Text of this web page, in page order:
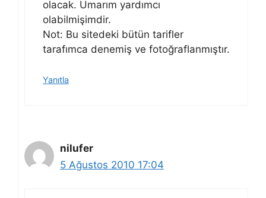
olacak. Umarım yardımcı
olabilmişimdir.
Not: Bu sitedeki bütün tarifler
tarafımca denemiş ve fotoğraflanmıştır.
Yanıtla
nilufer
5 Ağustos 2010 17:04